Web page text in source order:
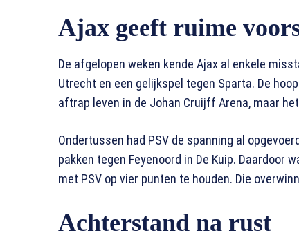
Ajax geeft ruime
De afgelopen weken kende Ajax al enkele
Utrecht en een gelijkspel tegen Sparta. De
aftrap leven in de Johan Cruijff Arena, maar
Ondertussen had PSV de spanning al
pakken tegen Feyenoord in De Kuip. Daardoor
met PSV op vier punten te houden. Die
Achterstand na rust